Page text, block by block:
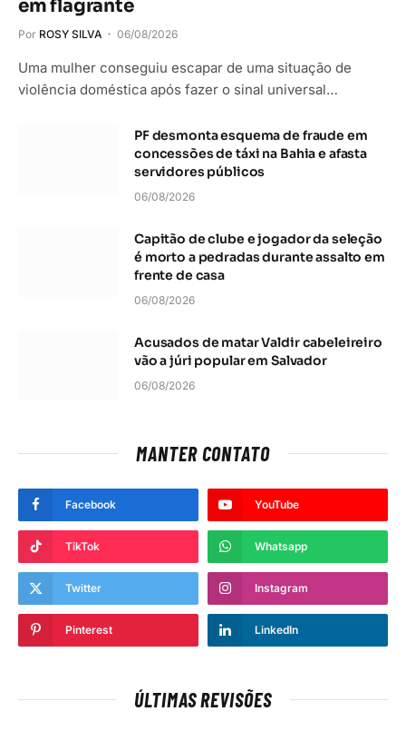
em flagrante
Por ROSY SILVA 06/08/2026
Uma mulher conseguiu escapar de uma situação de
violência doméstica após fazer o sinal universal…
PF desmonta esquema de fraude em
concessões de táxi na Bahia e afasta
servidores públicos
06/08/2026
Capitão de clube e jogador da seleção
é morto a pedradas durante assalto em
frente de casa
06/08/2026
Acusados de matar Valdir cabeleireiro
vão a júri popular em Salvador
06/08/2026
MANTER CONTATO
Facebook YouTube
TikTok Whatsapp
Twitter Instagram
Pinterest LinkedIn
ÚLTIMAS REVISÕES